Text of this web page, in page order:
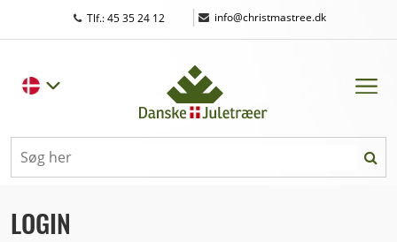
Tlf.: 45 35 24 12 | info@christmastree.dk
LOGIN